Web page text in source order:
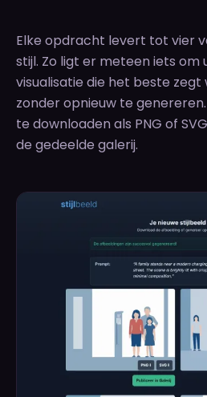
Elke opdracht levert tot vier
stijl. Zo ligt er meteen iets om
visualisatie die het beste
zonder opnieuw te
te downloaden als PNG of
de gedeelde galerij.